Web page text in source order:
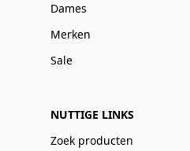
Dames
Merken
Sale
NUTTIGE LINKS
Zoek producten